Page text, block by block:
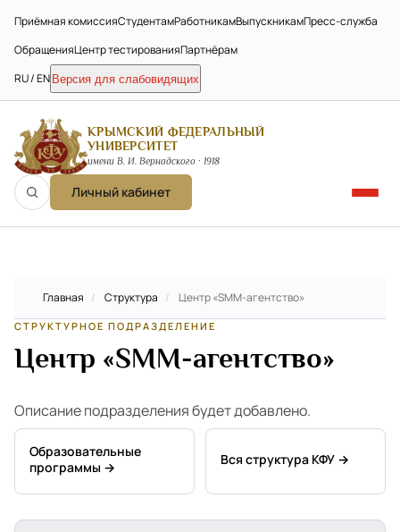
Приёмная комиссияСтудентамРаботникамВыпускникамПресс-служба
ОбращенияЦентр тестированияПартнёрам
RU / EN Версия для слабовидящих
КРЫМСКИЙ ФЕДЕРАЛЬНЫЙ
УНИВЕРСИТЕТ
имени В. И. Вернадского · 1918
Личный кабинет
Главная / Структура / Центр «SMM-агентство»
СТРУКТУРНОЕ ПОДРАЗДЕЛЕНИЕ
Центр «SMM-агентство»
Описание подразделения будет добавлено.
Образовательные
программы →
Вся структура КФУ →